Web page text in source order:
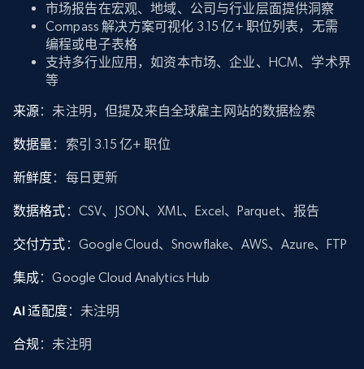
市场报告在宏观、地域、公司与行业层面提供洞察
Compass 解决方案可视化 3.15 亿+ 职位列表，无需
编程或电子表格
支持多行业应用，如资本市场、企业、HCM、学术界
等
来源 ：未注明，但提及来自全球雇主网站的数据检索
数据量：索引 3.15 亿+ 职位
新鲜度：每日更新
数据格式 ：CSV、JSON、XML、Excel、Parquet、报告
交付方式 ：Google Cloud、Snowflake、AWS、Azure、FTP
集成：Google Cloud Analytics Hub
AI 适配度：未注明
合规：未注明